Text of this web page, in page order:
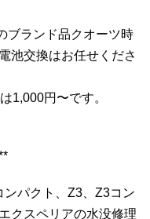
ブランド品クオーツ時
池交換はお任せくださ
1,000円〜です。
パクト、Z3、Z3コン
クスペリアの水没修理